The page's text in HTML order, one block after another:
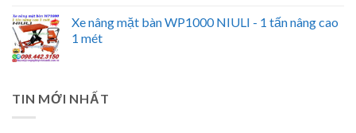
Xe nâng mặt bàn WP1000 NIULI - 1 tấn nâng cao
1 mét
TIN MỚI NHẤT